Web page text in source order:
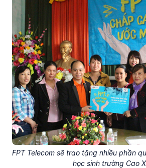
FPT Telecom sẽ trao tặng nhiều phần
học sinh trường Cao